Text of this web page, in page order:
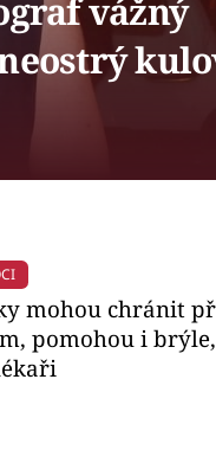
vážný
mohou chránit
pomohou i brýle,